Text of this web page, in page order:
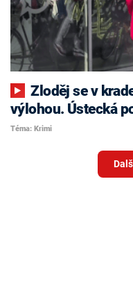
Zloděj se v kradené bundě nakrucoval před
výlohou. Ústecká
Téma: Krimi